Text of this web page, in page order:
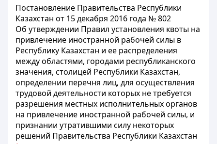
Постановление Правительства Республики
Казахстан от 15 декабря 2016 года № 802
Об утверждении Правил установления квоты на
привлечение иностранной рабочей силы в
Республику Казахстан и ее распределения
между областями, городами республиканского
значения, столицей Республики Казахстан,
определении перечня лиц, для осуществления
трудовой деятельности которых не требуется
разрешения местных исполнительных органов
на привлечение иностранной рабочей силы, и
признании утратившими силу некоторых
решений Правительства Республики Казахстан